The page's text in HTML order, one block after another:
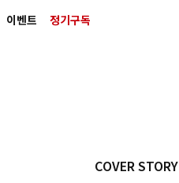
이벤트 정기구독
COVER STORY